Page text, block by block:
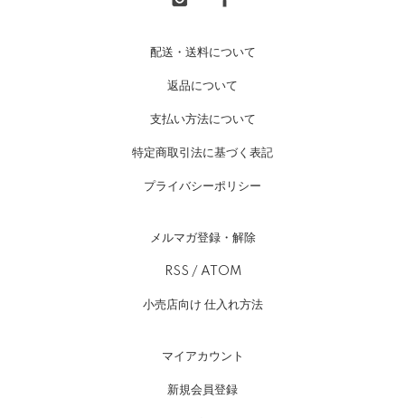
配送・送料について
返品について
支払い方法について
特定商取引法に基づく表記
プライバシーポリシー
メルマガ登録・解除
RSS / ATOM
小売店向け 仕入れ方法
マイアカウント
新規会員登録